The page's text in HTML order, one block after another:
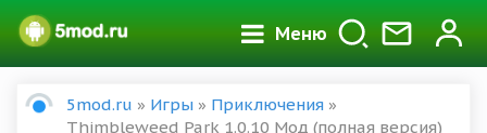
Меню
5mod.ru » Игры » Приключения »
Thimbleweed Park 1.0.10 Мод (полная версия)